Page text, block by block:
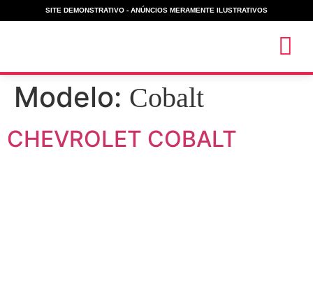
SITE DEMONSTRATIVO - ANÚNCIOS MERAMENTE ILUSTRATIVOS
Modelo: Cobalt
CHEVROLET COBALT